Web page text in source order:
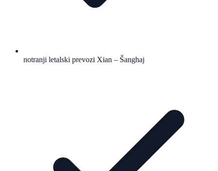
notranji letalski prevozi Xian – Šanghaj